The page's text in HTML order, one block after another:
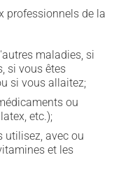
professionnels de la
maladies, si
si vous êtes
si vous allaitez;
ou
etc.);
utilisez, avec ou
et les